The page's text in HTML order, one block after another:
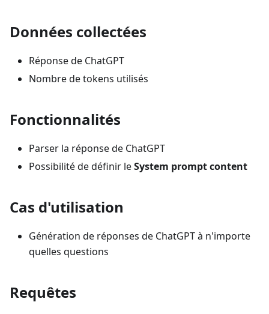
Données collectées
Réponse de ChatGPT
Nombre de tokens utilisés
Fonctionnalités
Parser la réponse de ChatGPT
Possibilité de définir leSystem prompt content
Cas d'utilisation
Génération de réponses de ChatGPT à n'importe
quelles questions
Requêtes